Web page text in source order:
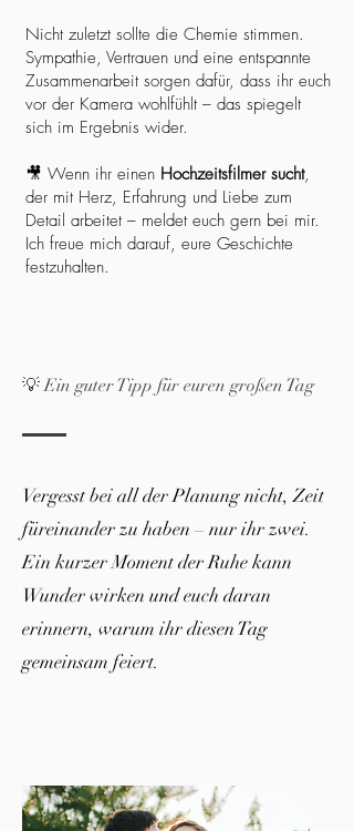
Nicht zuletzt sollte die Chemie stimmen.
Sympathie, Vertrauen und eine entspannte
Zusammenarbeit sorgen dafür, dass ihr euch
vor der Kamera wohlfühlt – das spiegelt
sich im Ergebnis wider.
🎥 Wenn ihr einen Hochzeitsfilmer sucht,
der mit Herz, Erfahrung und Liebe zum
Detail arbeitet – meldet euch gern bei mir.
Ich freue mich darauf, eure Geschichte
festzuhalten.
💡 Ein guter Tipp für euren großen Tag
Vergesst bei all der Planung nicht, Zeit
füreinander zu haben – nur ihr zwei.
Ein kurzer Moment der Ruhe kann
Wunder wirken und euch daran
erinnern, warum ihr diesen Tag
gemeinsam feiert.